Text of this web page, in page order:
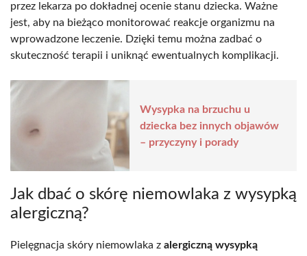
przez lekarza po dokładnej ocenie stanu dziecka. Ważne
jest, aby na bieżąco monitorować reakcje organizmu na
wprowadzone leczenie. Dzięki temu można zadbać o
skuteczność terapii i uniknąć ewentualnych komplikacji.
Wysypka na brzuchu u
dziecka bez innych objawów
– przyczyny i porady
Jak dbać o skórę niemowlaka z wysypką
alergiczną?
Pielęgnacja skóry niemowlaka z alergiczną wysypką